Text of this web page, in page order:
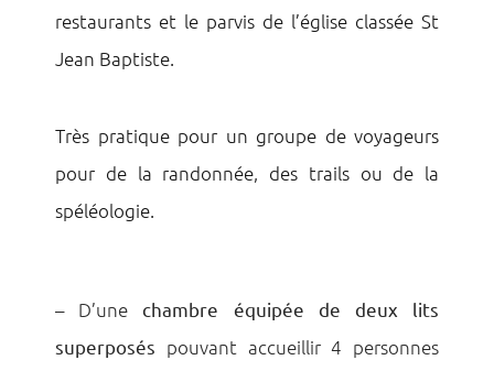
restaurants et le parvis de l’église classée St
Jean Baptiste.
Très pratique pour un groupe de voyageurs
pour de la randonnée, des trails ou de la
spéléologie.
– D’unechambre équipée de deux lits
superposés pouvant accueillir 4 personnes